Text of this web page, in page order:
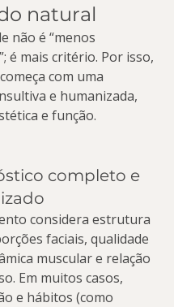
natural
não é “menos
é mais critério. Por isso,
com uma
e humanizada,
e função.
completo e
considera estrutura
faciais, qualidade
muscular e relação
Em muitos casos,
e hábitos (como